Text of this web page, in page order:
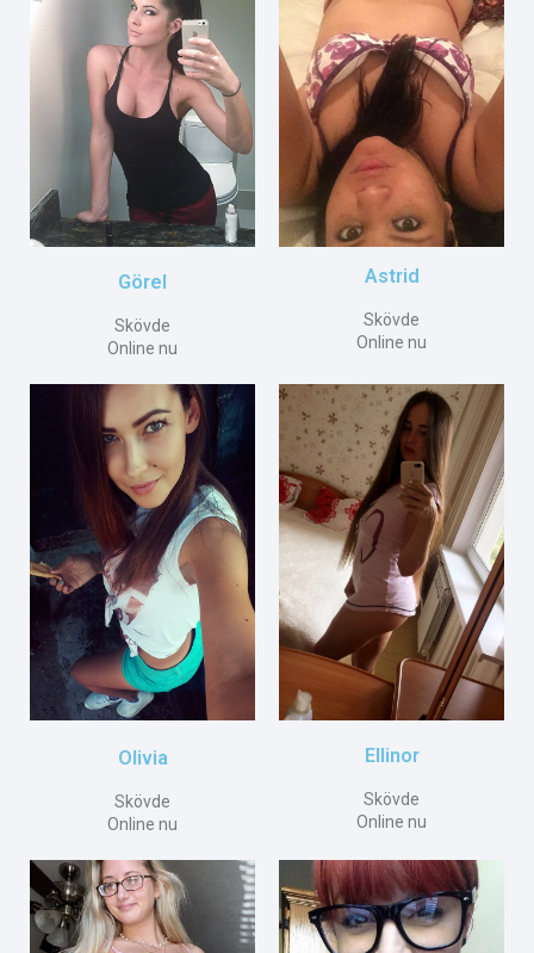
Görel
Skövde
Online nu
Astrid
Skövde
Online nu
Olivia
Skövde
Online nu
Ellinor
Skövde
Online nu